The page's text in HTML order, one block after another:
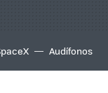
Audífonos